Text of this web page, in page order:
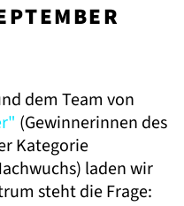
dem Team von
(Gewinnerinnen des
Kategorie
laden wir
steht die Frage: